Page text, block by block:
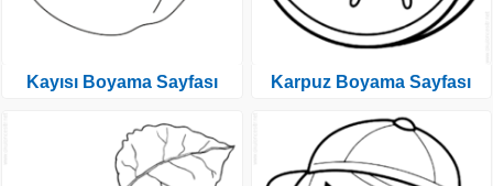
Kayısı Boyama Sayfası Karpuz Boyama Sayfası